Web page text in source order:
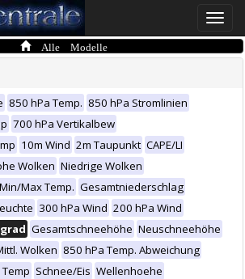
Toggle
Alle Modelle
850 hPa Temp. 850 hPa Stromlinien
700 hPa Vertikalbew
10m Wind 2m Taupunkt CAPE/LI
Wolken Niedrige Wolken
Min/Max Temp. Gesamtniederschlag
300 hPa Wind 200 hPa Wind
Gesamtschneehöhe Neuschneehöhe
Wolken 850 hPa Temp. Abweichung
Schnee/Eis Wellenhoehe